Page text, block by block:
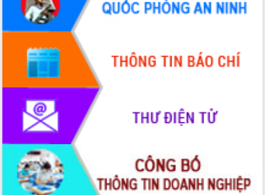
Họp báo thông tin về Hội nghị Công bố
Quy hoạch và Xúc tiến đầu tư tỉnh Đắk
Lắk
Khơi thông điểm nghẽn, đẩy nhanh
giải ngân vốn khắc phục thiên tai
HĐND tỉnh thông qua điều chỉnh Quy
hoạch tỉnh thời kỳ 2021-2030
Hội thảo góp ý hồ sơ điều chỉnh quy
hoạch tỉnh Đắk Lắk thời kỳ 2021-2030,
tầm nhìn đến năm 2050
Nâng cao hiệu quả hoạt động của các
doanh nghiệp nhà nước
Hội nghị triển khai kết nối mạng
truyền số liệu chuyên dùng phục vụ cơ
quan Đảng, Nhà nước